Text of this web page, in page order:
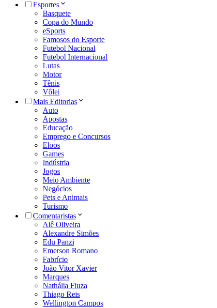
Esportes
Basquete
Copa do Mundo
eSports
Famosos do Esporte
Futebol Nacional
Futebol Internacional
Lutas
Motor
Tênis
Vôlei
Mais Editorias
Auto
Apostas
Educação
Emprego e Concursos
Eloos
Games
Indústria
Jogos
Meio Ambiente
Negócios
Pets e Animais
Turismo
Comentaristas
Alê Oliveira
Alexandre Simões
Edu Panzi
Emerson Romano
Fabrício
João Vitor Xavier
Marques
Nathália Fiuza
Thiago Reis
Wellington Campos